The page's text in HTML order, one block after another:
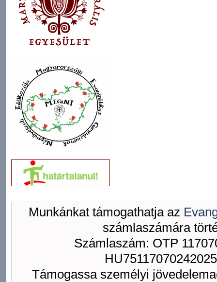
Munkánkat támogathatja az
számlaszámára
Számlaszám: OTP
Támogassa személyi